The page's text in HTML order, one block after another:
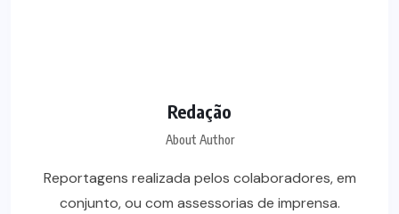
Redação
About Author
Reportagens realizada pelos colaboradores, em
conjunto, ou com assessorias de imprensa.